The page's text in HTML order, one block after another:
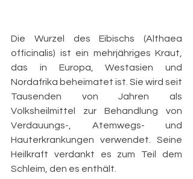
Die Wurzel des Eibischs (Althaea
officinalis) ist ein mehrjähriges Kraut,
das in Europa, Westasien und
Nordafrika beheimatet ist. Sie wird seit
Tausenden von Jahren als
Volksheilmittel zur Behandlung von
Verdauungs-, Atemwegs- und
Hauterkrankungen verwendet. Seine
Heilkraft verdankt es zum Teil dem
Schleim, den es enthält.